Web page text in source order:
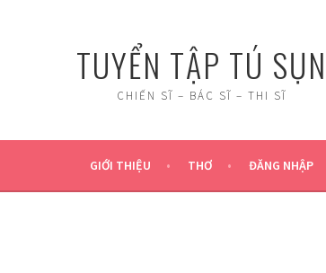
TUYỂN TẬP TÚ SỤN
CHIẾN SĨ – BÁC SĨ – THI SĨ
GIỚI THIỆU THƠ ĐĂNG NHẬP